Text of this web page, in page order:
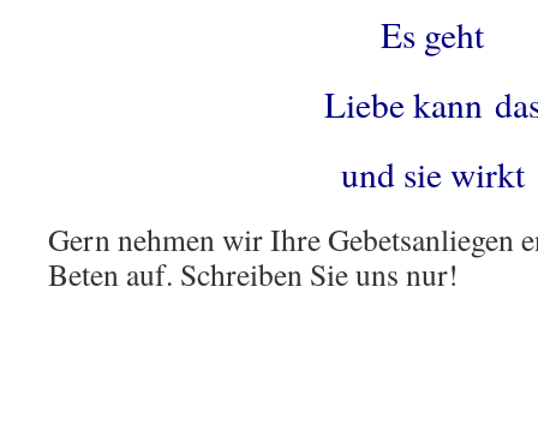
Es geht
Liebe kann
und sie wirkt
Gern nehmen wir Ihre Gebetsanliegen
Beten auf. Schreiben Sie uns nur!